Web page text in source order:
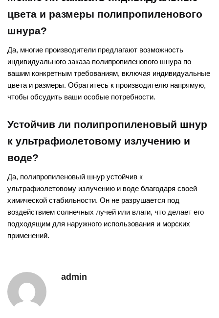
цвета и размеры полипропиленового
шнура?
Да, многие производители предлагают возможность
индивидуального заказа полипропиленового шнура по
вашим конкретным требованиям, включая индивидуальные
цвета и размеры. Обратитесь к производителю напрямую,
чтобы обсудить ваши особые потребности.
Устойчив ли полипропиленовый шнур
к ультрафиолетовому излучению и
воде?
Да, полипропиленовый шнур устойчив к
ультрафиолетовому излучению и воде благодаря своей
химической стабильности. Он не разрушается под
воздействием солнечных лучей или влаги, что делает его
подходящим для наружного использования и морских
применений.
admin